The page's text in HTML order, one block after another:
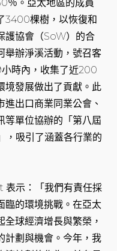
％。亞太地區的成員
3400棵樹，以恢復和
護協會（SoW）的合
舉辦淨溪活動，號召客
時內，收集了近200
境發展做出了貢獻。此
出口商業同業公會、
等單位協辦的「第八屆
，吸引了涵蓋各行業的
示：「我們有責任採
臨的環境挑戰。在亞太
球經濟增長與繁榮，
計劃與機會。今年，我